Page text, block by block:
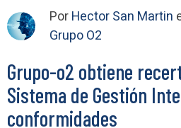
PorHector San Martin
Grupo O2
Grupo-o2 obtiene
Sistema de Gestión
conformidades